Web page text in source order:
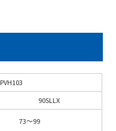
PVH103
90SLLX
73～99